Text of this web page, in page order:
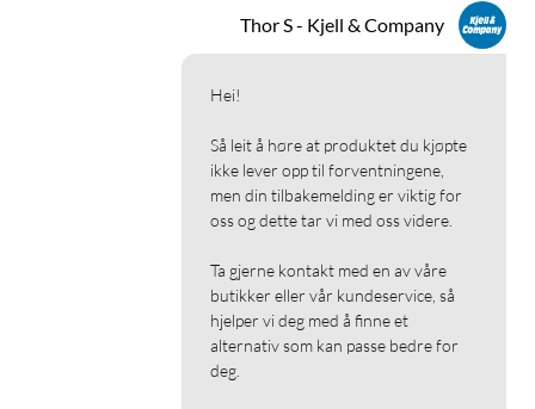
Kobles til med den integrerte USB-C-kabelen (20 cm).
Kompatibel med Windows, macOS
For å koble til to eller flere eksterne skjermer til
multiadapteren og koble flere skjermer til samme displayport
(også kjent som "daisy-chaining"), må datamaskinen ha støtte
for MST (Multi-stream transport). Apples macOS har ikke
HDMI RJ45
Teams-møte
Thor S - Kjell & Company
Hei!
Så leit å høre at produktet du kjøpte
ikke lever opp til forventningene,
men din tilbakemelding er viktig for
oss og dette tar vi med oss videre.
Ta gjerne kontakt med en av våre
butikker eller vår kundeservice, så
hjelper vi deg med å finne et
alternativ som kan passe bedre for
deg.